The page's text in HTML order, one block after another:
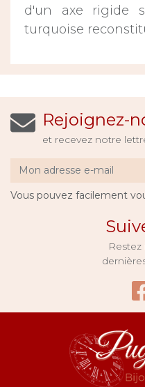
d'un axe rigide
turquoise
Rejoignez-
et recevez notre
Vous pouvez facilement